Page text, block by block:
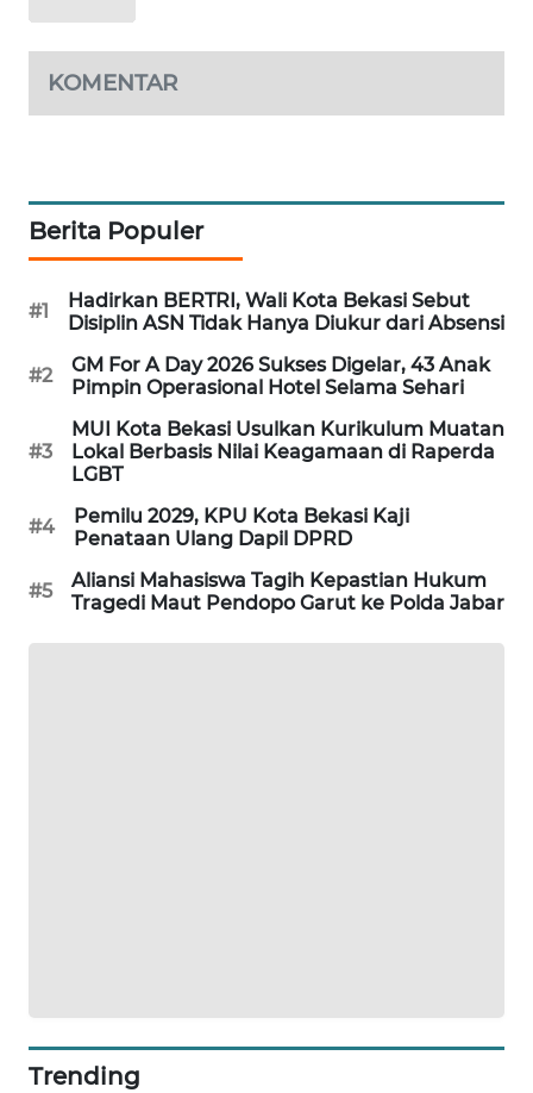
KOMENTAR
Berita Populer
#1
Hadirkan BERTRI, Wali Kota Bekasi Sebut
Disiplin ASN Tidak Hanya Diukur dari Absensi
#2
GM For A Day 2026 Sukses Digelar, 43 Anak
Pimpin Operasional Hotel Selama Sehari
#3
MUI Kota Bekasi Usulkan Kurikulum Muatan
Lokal Berbasis Nilai Keagamaan di Raperda
LGBT
#4
Pemilu 2029, KPU Kota Bekasi Kaji
Penataan Ulang Dapil DPRD
#5
Aliansi Mahasiswa Tagih Kepastian Hukum
Tragedi Maut Pendopo Garut ke Polda Jabar
Trending
KARING
NEWS
JURNAL
HUMBANG
NEWS
GARONGGANG
NEWS
FISUELRI
ID
ENERGI
NEWS
CILEUNGSI
NEWS
BERKAT
NEWS
SONYA